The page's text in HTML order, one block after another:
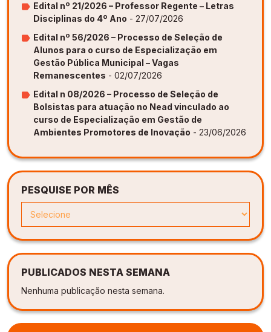
Edital nº 21/2026 – Professor Regente – Letras
Disciplinas do 4º Ano - 27/07/2026
Edital nº 56/2026 – Processo de Seleção de
Alunos para o curso de Especialização em
Gestão Pública Municipal – Vagas
Remanescentes - 02/07/2026
Edital n 08/2026 – Processo de Seleção de
Bolsistas para atuação no Nead vinculado ao
curso de Especialização em Gestão de
Ambientes Promotores de Inovação - 23/06/2026
PESQUISE POR MÊS
PUBLICADOS NESTA SEMANA
Nenhuma publicação nesta semana.